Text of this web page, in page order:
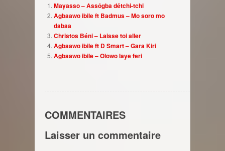
Mayasso – Assôgba détchi-tchi
Agbaawo ibile ft Badmus – Mo soro mo
dabaa
Christos Béni – Laisse toi aller
Agbaawo ibile ft D Smart – Gara Kiri
Agbaawo ibile – Olowo laye feri
COMMENTAIRES
Laisser un commentaire